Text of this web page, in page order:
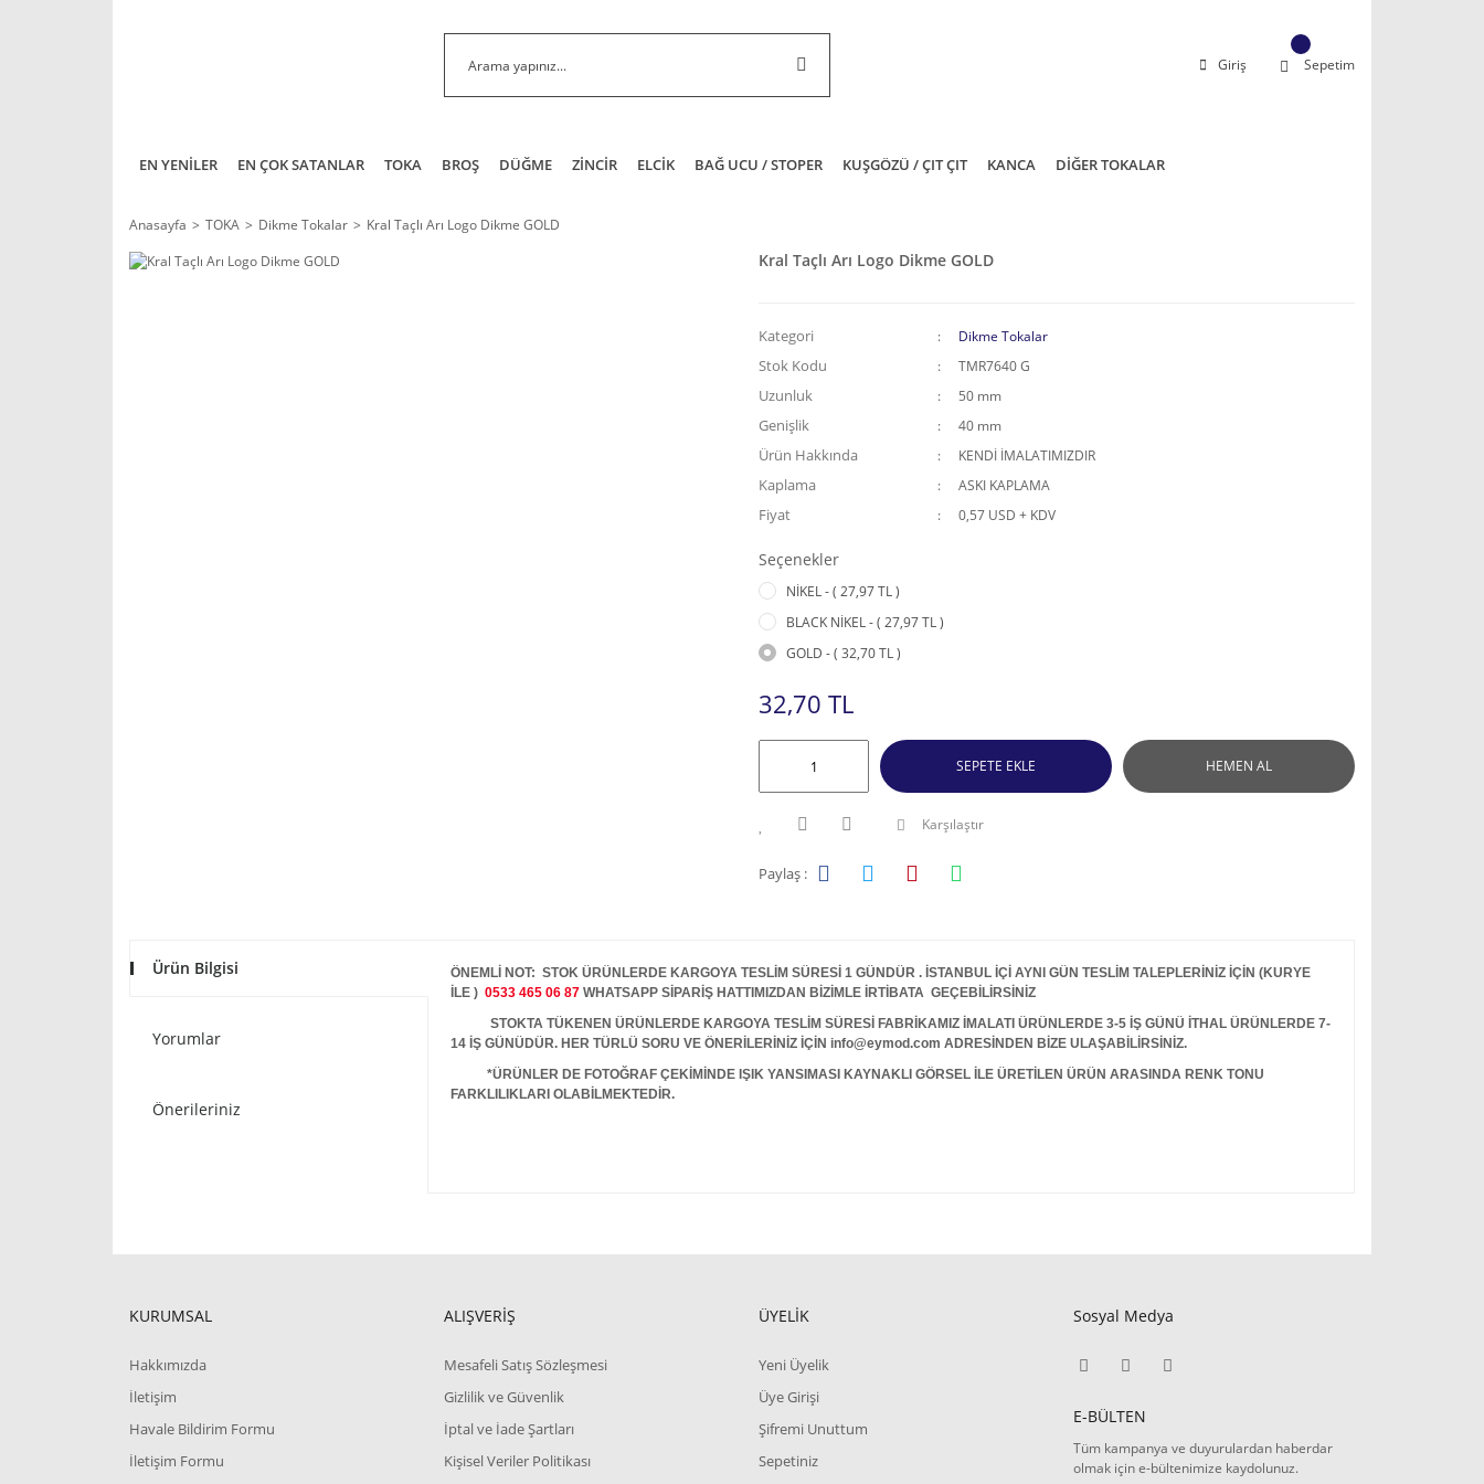
Giriş Sepetim
EN YENİLER EN ÇOK SATANLAR TOKA BROŞ DÜĞME ZİNCİR ELCİK BAĞ UCU / STOPER KUŞGÖZÜ / ÇIT ÇIT KANCA DİĞER TOKALAR
Anasayfa TOKA Dikme Tokalar Kral Taçlı Arı Logo Dikme GOLD
Kral Taçlı Arı Logo Dikme GOLD
Kategori Dikme Tokalar
Stok Kodu TMR7640 G
Uzunluk 50 mm
Genişlik 40 mm
Ürün Hakkında KENDİ İMALATIMIZDIR
Kaplama ASKI KAPLAMA
Fiyat 0,57 USD + KDV
Seçenekler
NİKEL - ( 27,97 TL )
BLACK NİKEL - ( 27,97 TL )
GOLD - ( 32,70 TL )
32,70 TL
SEPETE EKLE HEMEN AL
Karşılaştır
Paylaş :
Ürün Bilgisi
Yorumlar
Önerileriniz
ÖNEMLİ NOT: STOK ÜRÜNLERDE KARGOYA TESLİM SÜRESİ 1 GÜNDÜR . İSTANBUL İÇİ AYNI GÜN TESLİM TALEPLERİNİZ İÇİN (KURYE
İLE ) 0533 465 06 87 WHATSAPP SİPARİŞ HATTIMIZDAN BİZİMLE İRTİBATA GEÇEBİLİRSİNİZ
STOKTA TÜKENEN ÜRÜNLERDE KARGOYA TESLİM SÜRESİ FABRİKAMIZ İMALATI ÜRÜNLERDE 3-5 İŞ GÜNÜ İTHAL ÜRÜNLERDE 7-
14 İŞ GÜNÜDÜR. HER TÜRLÜ SORU VE ÖNERİLERİNİZ İÇİN info@eymod.com ADRESİNDEN BİZE ULAŞABİLİRSİNİZ.
*ÜRÜNLER DE FOTOĞRAF ÇEKİMİNDE IŞIK YANSIMASI KAYNAKLI GÖRSEL İLE ÜRETİLEN ÜRÜN ARASINDA RENK TONU
FARKLILIKLARI OLABİLMEKTEDİR.
KURUMSAL
Hakkımızda
İletişim
Havale Bildirim Formu
İletişim Formu
ALIŞVERİŞ
Mesafeli Satış Sözleşmesi
Gizlilik ve Güvenlik
İptal ve İade Şartları
Kişisel Veriler Politikası
ÜYELİK
Yeni Üyelik
Üye Girişi
Şifremi Unuttum
Sepetiniz
Sosyal Medya
E-BÜLTEN
Tüm kampanya ve duyurulardan haberdar
olmak için e-bültenimize kaydolunuz.